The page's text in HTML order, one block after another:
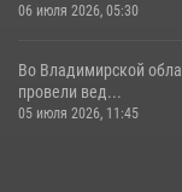
06 июля 2026, 05:30
Во Владимирской
провели вед...
05 июля 2026, 11:45